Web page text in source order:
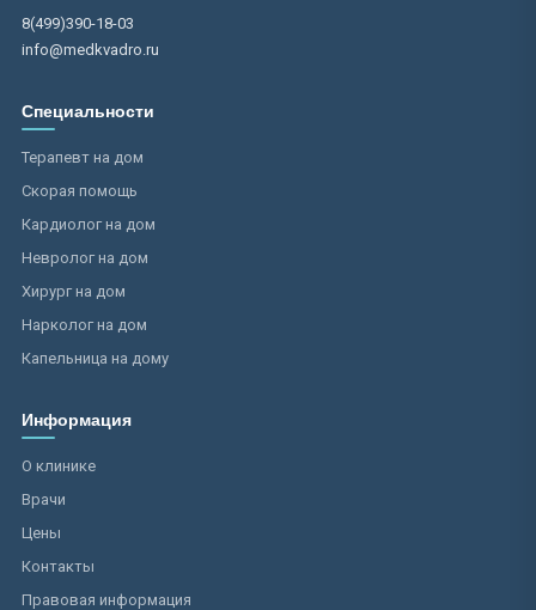
8(499)390-18-03
info@medkvadro.ru
Специальности
Терапевт на дом
Скорая помощь
Кардиолог на дом
Невролог на дом
Хирург на дом
Нарколог на дом
Капельница на дому
Информация
О клинике
Врачи
Цены
Контакты
Правовая информация